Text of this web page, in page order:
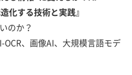
化する技術と実践』
のか？
、画像AI、大規模言語モデ